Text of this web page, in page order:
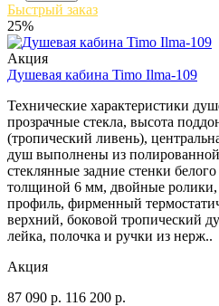
Быстрый заказ
25%
Акция
Душевая кабина Timo Ilma-109
Технические характеристики
прозрачные стекла, высота
(тропический ливень),
душ выполнены из
стеклянные задние стенки
толщиной 6 мм, двойные
профиль, фирменный
верхний, боковой тропический
лейка, полочка и ручки из нерж..
Акция
87 090 р. 116 200 р.